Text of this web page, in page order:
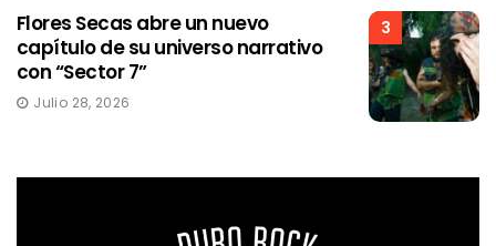
3
Flores Secas abre un nuevo
capítulo de su universo narrativo
con “Sector 7”
Julio 28, 2026